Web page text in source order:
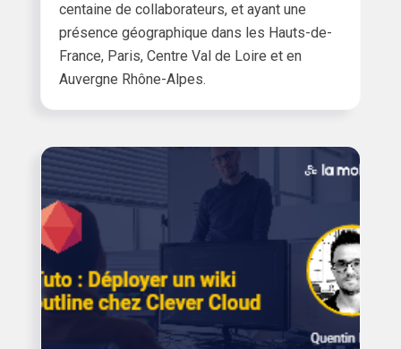
centaine de collaborateurs, et ayant une
présence géographique dans les Hauts-de-
France, Paris, Centre Val de Loire et en
Auvergne Rhône-Alpes.